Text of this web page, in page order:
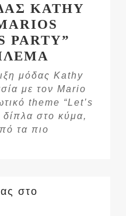
KATHY
PARTY”
μόδας Kathy
με τον Mario
theme “Let’s
στο κύμα,
τα πιο